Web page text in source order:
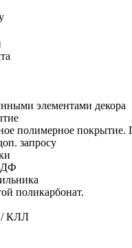
элементами декора
полимерное покрытие.
запросу
поликарбонат.
/ КЛЛ